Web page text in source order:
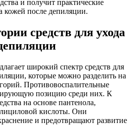
и получит практические
кожей после депиляции.
средств для ухода
широкий спектр средств для
которые можно разделить на
Противовоспалительные
позицию среди них. К
на основе пантенола,
кислоты. Они
и предотвращают развитие